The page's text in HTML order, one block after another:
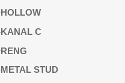
HOLLOW
KANAL C
RENG
METAL STUD